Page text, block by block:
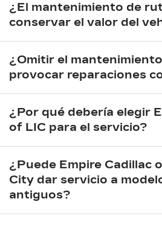
¿El mantenimiento de
conservar el valor del
¿Omitir el
provocar reparaciones
¿Por qué debería elegir
of LIC para el servicio?
¿Puede Empire Cadillac
City dar servicio a
antiguos?